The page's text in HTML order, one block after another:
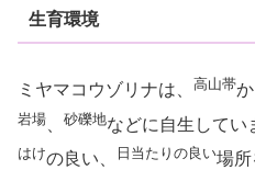
生育環境
ミヤマコウゾリナは、 高山帯
岩場 砂礫地などに自生してい
はけの良い、 日当たりの良い場所